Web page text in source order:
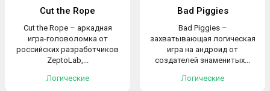
Cut the Rope
Cut the Rope – аркадная
игра-головоломка от
российских разработчиков
ZeptoLab,...
Логические
Bad Piggies
Bad Piggies –
захватывающая логическая
игра на андроид от
создателей знаменитых...
Логические